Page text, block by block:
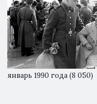
январь 1990 года (8 050)